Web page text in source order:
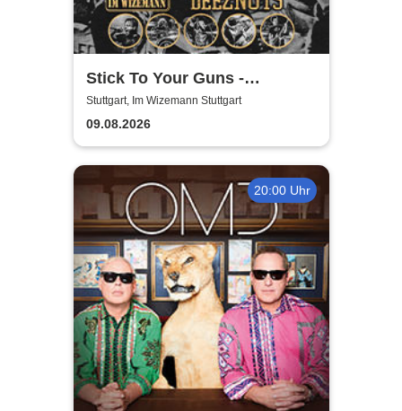
Stick To Your Guns -
Disobedient Anniversary
Show
Stuttgart, Im Wizemann Stuttgart
09.08.2026
20:00 Uhr